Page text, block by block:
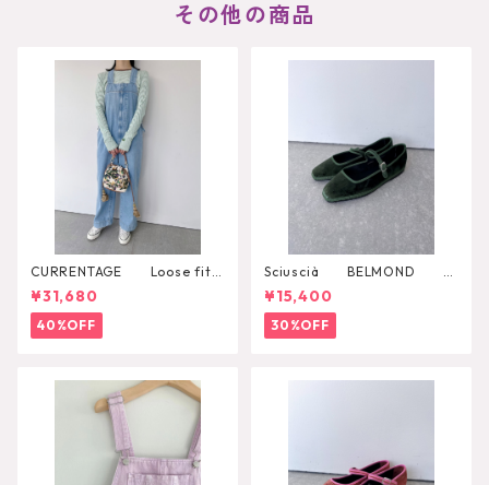
その他の商品
CURRENTAGE Loose fitti
ng overall
¥31,680
40%OFF
Sciuscià BELMOND
（PINE）
¥15,400
30%OFF